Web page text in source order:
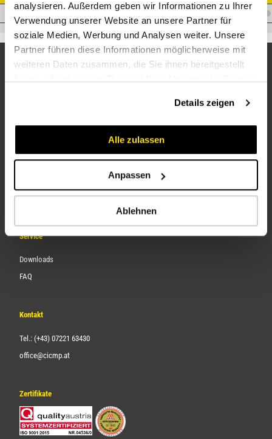
analysieren. Außerdem geben wir Informationen zu Ihrer
Verwendung unserer Website an unsere Partner für
soziale Medien, Werbung und Analysen weiter. Unsere
Partner führen diese Informationen möglicherweise mit
weiteren Daten zusammen, die Sie ihnen bereitgestellt
Details zeigen
Alle zulassen
Anpassen
Ablehnen
V.ESVL10VA
Unternehmen
Karriere
Service
Downloads
FAQ
Kontakt
Tel.: (+43) 07221 63430
office@cicmp.at
Zertifikate